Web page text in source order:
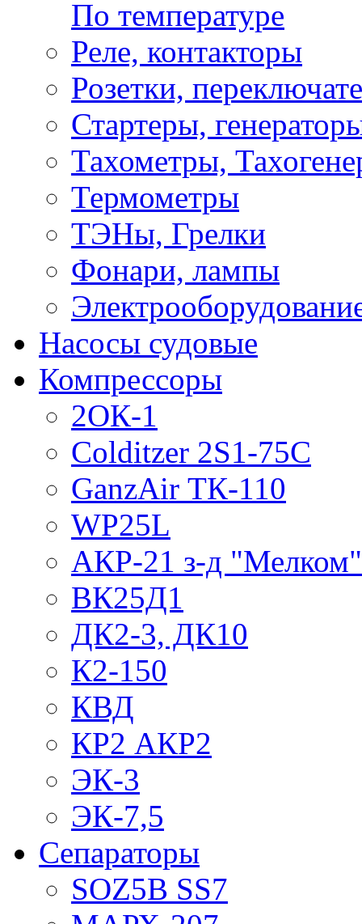
По температуре
Реле, контакторы
Розетки,
Стартеры,
Тахометры,
Термометры
ТЭНы, Грелки
Фонари, лампы
Насосы судовые
Компрессоры
2ОК-1
Colditzer 2S1-75C
GanzAir ТК-110
WP25L
АКР-21 з-д "Мелком"
ВК25Д1
ДК2-3, ДК10
К2-150
КВД
КР2 АКР2
ЭК-3
ЭК-7,5
Сепараторы
SOZ5B SS7